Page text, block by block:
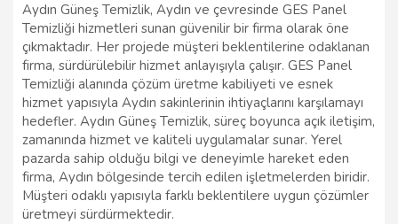
Aydın Güneş Temizlik, Aydın ve çevresinde GES Panel
Temizliği hizmetleri sunan güvenilir bir firma olarak öne
çıkmaktadır. Her projede müşteri beklentilerine odaklanan
firma, sürdürülebilir hizmet anlayışıyla çalışır. GES Panel
Temizliği alanında çözüm üretme kabiliyeti ve esnek
hizmet yapısıyla Aydın sakinlerinin ihtiyaçlarını karşılamayı
hedefler. Aydın Güneş Temizlik, süreç boyunca açık iletişim,
zamanında hizmet ve kaliteli uygulamalar sunar. Yerel
pazarda sahip olduğu bilgi ve deneyimle hareket eden
firma, Aydın bölgesinde tercih edilen işletmelerden biridir.
Müşteri odaklı yapısıyla farklı beklentilere uygun çözümler
üretmeyi sürdürmektedir.